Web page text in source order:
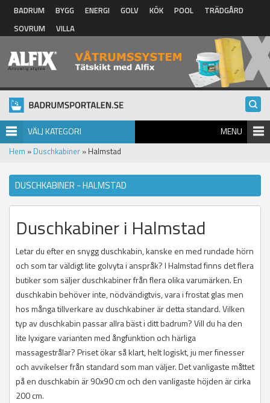
Hoppa till huvudinnehåll
BADRUM BYGG ENERGI GOLV KÖK POOL
TRÄDGÅRD
SOVRUM
VILLA
VÄLJ KATEGORI MENU
Hem » Duschkabiner » Halmstad
DUSCHKABINER - HALMSTAD
Duschkabiner i Halmstad
Letar du efter en snygg duschkabin, kanske en med rundade hörn
och som tar väldigt lite golvyta i anspråk? I Halmstad finns det flera
butiker som säljer duschkabiner från flera olika varumärken. En
duschkabin behöver inte, nödvändigtvis, vara i frostat glas men
hos många tillverkare av duschkabiner är detta standard. Vilken
typ av duschkabin passar allra bäst i ditt badrum? Vill du ha den
lite lyxigare varianten med ångfunktion och härliga
massagestrålar? Priset ökar så klart, helt logiskt, ju mer finesser
och avvikelser från standard som man väljer. Det vanligaste måttet
på en duschkabin är 90x90 cm och den vanligaste höjden är cirka
200 cm.